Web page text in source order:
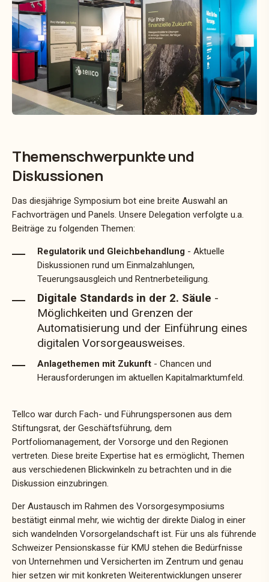
Themenschwerpunkte und
Diskussionen
Das diesjährige Symposium bot eine breite Auswahl an
Fachvorträgen und Panels. Unsere Delegation verfolgte u.a.
Beiträge zu folgenden Themen:
Regulatorik und Gleichbehandlung - Aktuelle
Diskussionen rund um Einmalzahlungen,
Teuerungsausgleich und Rentnerbeteiligung.
Digitale Standards in der 2. Säule -
Möglichkeiten und Grenzen der
Automatisierung und der Einführung eines
digitalen Vorsorgeausweises.
Anlagethemen mit Zukunft - Chancen und
Herausforderungen im aktuellen Kapitalmarktumfeld.
Tellco war durch Fach- und Führungspersonen aus dem
Stiftungsrat, der Geschäftsführung, dem
Portfoliomanagement, der Vorsorge und den Regionen
vertreten. Diese breite Expertise hat es ermöglicht, Themen
aus verschiedenen Blickwinkeln zu betrachten und in die
Diskussion einzubringen.
Der Austausch im Rahmen des Vorsorgesymposiums
bestätigt einmal mehr, wie wichtig der direkte Dialog in einer
sich wandelnden Vorsorgelandschaft ist. Für uns als führende
Schweizer Pensionskasse für KMU stehen die Bedürfnisse
von Unternehmen und Versicherten im Zentrum und genau
hier setzen wir mit konkreten Weiterentwicklungen unserer